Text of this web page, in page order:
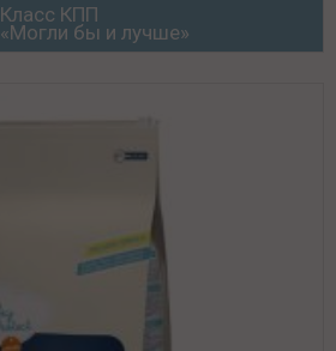
Класс КПП
«Могли бы и лучше»